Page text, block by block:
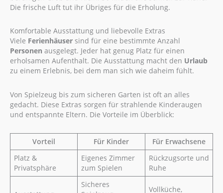
Die frische Luft tut ihr Übriges für die Erholung.
Komfortable Ausstattung und liebevolle Extras
Viele Ferienhäuser sind für eine bestimmte Anzahl
Personen ausgelegt. Jeder hat genug Platz für einen
erholsamen Aufenthalt. Die Ausstattung macht den Urlaub
zu einem Erlebnis, bei dem man sich wie daheim fühlt.
Von Spielzeug bis zum sicheren Garten ist oft an alles
gedacht. Diese Extras sorgen für strahlende Kinderaugen
und entspannte Eltern. Die Vorteile im Überblick:
Vorteil Für Kinder
Für Erwachsene
Platz &
Privatsphäre
Eigenes Zimmer
zum Spielen
Rückzugsorte und
Ruhe
Sicheres
Vollküche,